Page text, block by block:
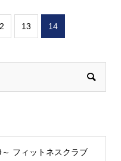
13 14
フィットネスクラブ